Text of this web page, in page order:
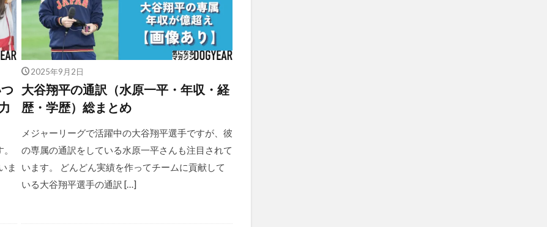
ま
2025年9月2日
大谷翔平の通訳（水原一平・年収・経
歴・学歴）総まとめ
メジャーリーグで活躍中の大谷翔平選手ですが、彼
の専属の通訳をしている水原一平さんも注目されて
います。 どんどん実績を作ってチームに貢献して
いる大谷翔平選手の通訳 […]